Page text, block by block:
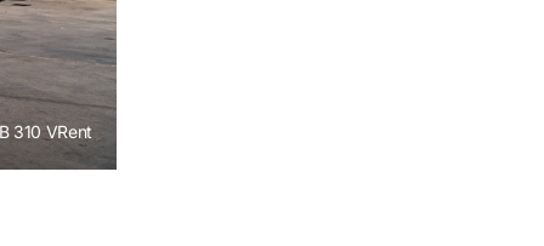
310 VRent